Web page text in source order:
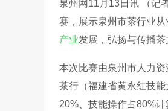
泉州网11月13日讯 （记
赛，展示泉州市茶行业
产业发展，弘扬与传播茶
本次比赛由泉州市人力
茶行（福建省黄永红技
20%、技能操作占80%计